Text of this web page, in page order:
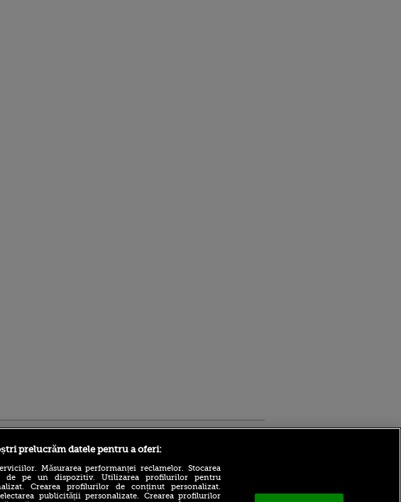
prelucrăm datele pentru a oferi:
Măsurarea performanței reclamelor. Stocarea
de pe un dispozitiv. Utilizarea profilurilor pentru
Crearea profilurilor de conținut personalizat.
publicității personalizate. Crearea profilurilor